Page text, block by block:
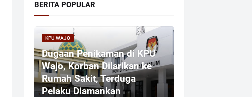
BERITA POPULAR
KPU WAJO
Dugaan Penikaman di KPU
Wajo, Korban Dilarikan ke
Rumah Sakit, Terduga
Pelaku Diamankan